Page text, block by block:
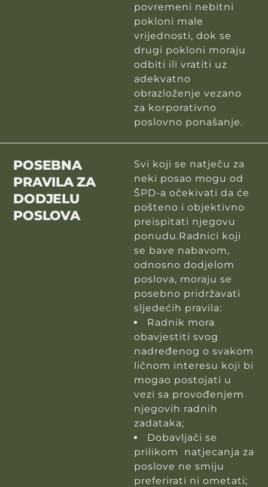
povremeni nebitni
pokloni male
vrijednosti, dok se
drugi pokloni moraju
odbiti ili vratiti uz
adekvatno
obrazloženje vezano
za korporativno
poslovno ponašanje.
POSEBNA
PRAVILA ZA
DODJELU
POSLOVA
Svi koji se natječu za
neki posao mogu od
ŠPD-a očekivati da će
pošteno i objektivno
preispitati njegovu
ponudu.Radnici koji
se bave nabavom,
odnosno dodjelom
poslova, moraju se
posebno pridržavati
sljedećih pravila:
Radnik mora
obavjestiti svog
nadređenog o svakom
ličnom interesu koji bi
mogao postojati u
vezi sa provođenjem
njegovih radnih
zadataka;
Dobavljači se
prilikom natjecanja za
poslove ne smiju
preferirati ni ometati;